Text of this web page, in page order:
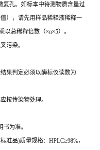
复孔。如标本中待测物质含量过
值），请先用样品稀释液稀释一
以总稀释倍数（×n×5）。
污染。
果判定必须以酶标仪读数为
按传染物处理。
为准。
标准品)质量规格： HPLC≥98%，